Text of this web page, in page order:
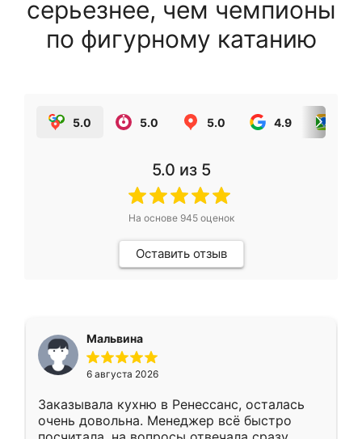
серьезнее, чем чемпионы
по фигурному катанию
5.0 5.0 5.0 4.9
5.0 из 5
На основе 945оценок
Оставить отзыв
Мальвина
6 августа 2026
Заказывала кухню в Ренессанс, осталась
очень довольна. Менеджер всё быстро